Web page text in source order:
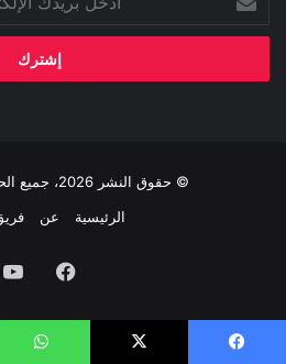
بريدك
الإلكتروني
© حقوق النشر 2026، جميع الحقوق محفوظة |
الرئيسية
عن
فيسبوك